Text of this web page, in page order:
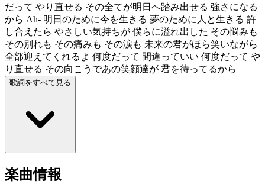
だって やり直せる その全てが明日へ踏み出せる 強さになる
から Ah- 明日のために今を生きる 夢のために人と生きる 許
し合えたら やさしい気持ちが 僕らに溢れ出した その悩みも
その別れも その痛みも その涙も 未来の君がほら笑いながら
全部迎えてくれるよ 何度だって 間違っていい 何度だって や
り直せる その向こうであの笑顔達が 君を待ってるから
歌詞をすべて見る
楽曲情報